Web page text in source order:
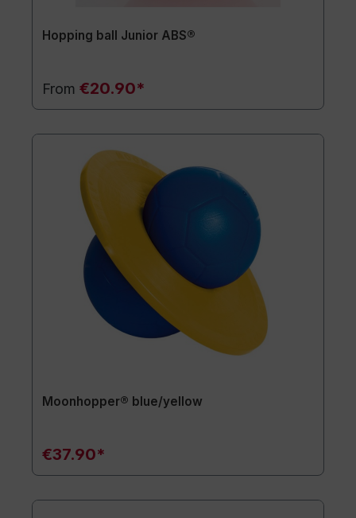
Hopping ball Junior ABS®
From €20.90*
Moonhopper® blue/yellow
€37.90*